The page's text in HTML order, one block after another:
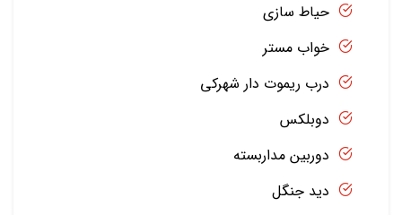
حیاط سازی
خواب مستر
درب ریموت دار شهرکی
دوبلکس
دوربین مداربسته
دید جنگل